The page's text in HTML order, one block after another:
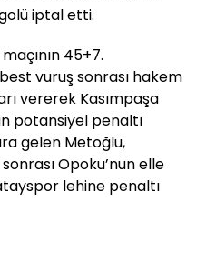
iptal etti.
45+7.
vuruş sonrası hakem
vererek Kasımpaşa
potansiyel penaltı
gelen Metoğlu,
Opoku’nun elle
lehine penaltı